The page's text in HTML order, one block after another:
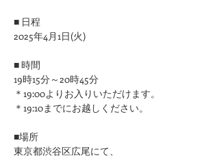
■ 日程
2025年4月1日(火)
■ 時間
19時15分～20時45分
＊19:00よりお入りいただけます。
＊19:10までにお越しください。
■場所
東京都渋谷区広尾にて、